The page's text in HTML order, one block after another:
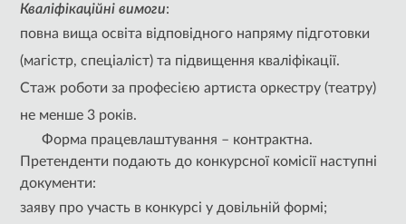
Кваліфікаційні вимоги:
повна вища освіта відповідного напряму підготовки
(магістр, спеціаліст) та підвищення кваліфікації.
Стаж роботи за професією артиста оркестру (театру)
не менше 3 років.
Форма працевлаштування – контрактна.
Претенденти подають до конкурсної комісії наступні
документи:
заяву про участь в конкурсі у довільній формі;